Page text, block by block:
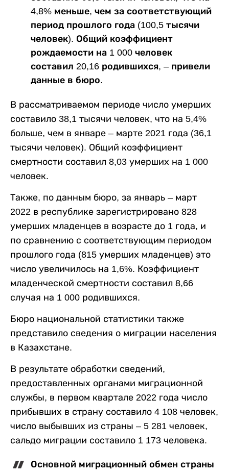
4,8% меньше, чем за соответствующий
период прошлого года (100,5 тысячи
человек). Общий коэффициент
рождаемости на 1 000 человек
составил 20,16 родившихся, ‒ привели
данные в бюро.
В рассматриваемом периоде число умерших
составило 38,1 тысячи человек, что на 5,4%
больше, чем в январе – марте 2021 года (36,1
тысячи человек). Общий коэффициент
смертности составил 8,03 умерших на 1 000
человек.
Также, по данным бюро, за январь – март
2022 в республике зарегистрировано 828
умерших младенцев в возрасте до 1 года, и
по сравнению с соответствующим периодом
прошлого года (815 умерших младенцев) это
число увеличилось на 1,6%. Коэффициент
младенческой смертности составил 8,66
случая на 1 000 родившихся.
Бюро национальной статистики также
представило сведения о миграции населения
в Казахстане.
В результате обработки сведений,
предоставленных органами миграционной
службы, в первом квартале 2022 года число
прибывших в страну составило 4 108 человек,
число выбывших из страны – 5 281 человек,
сальдо миграции составило 1 173 человека.
Основной миграционный обмен страны